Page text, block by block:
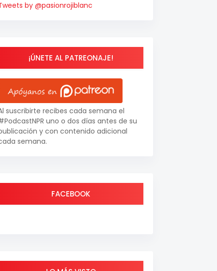
by @pasionrojiblanc
¡ÚNETE AL PATREONAJE!
suscribirte recibes cada semana el
uno o dos días antes de su
y con contenido adicional
semana.
FACEBOOK